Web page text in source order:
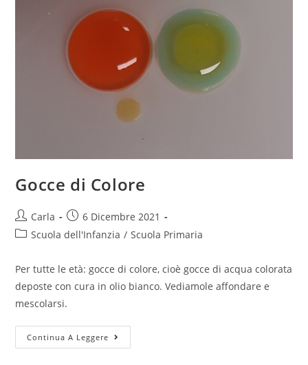
Gocce di Colore
Post
author:
Carla
Post
published:
6 Dicembre 2021
PostScuola dell'Infanzia / Scuola Primaria
Per tutte le età: gocce di colore, cioè gocce di acqua colorata
deposte con cura in olio bianco. Vediamole affondare e
mescolarsi.
Continua A Leggere
di